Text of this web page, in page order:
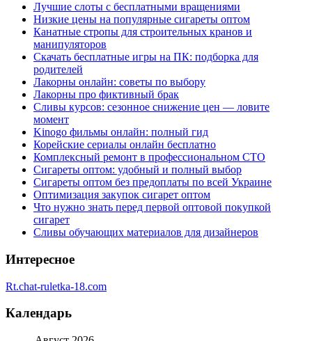
Лучшие слоты с бесплатными вращениями
Низкие цены на популярные сигареты оптом
Канатные стропы для строительных кранов и
манипуляторов
Скачать бесплатные игры на ПК: подборка для
родителей
Лакорны онлайн: советы по выбору
Лакорны про фиктивный брак
Сливы курсов: сезонное снижение цен — ловите
момент
Kinogo фильмы онлайн: полный гид
Корейские сериалы онлайн бесплатно
Комплексный ремонт в профессиональном СТО
Сигареты оптом: удобный и полный выбор
Сигареты оптом без предоплаты по всей Украине
Оптимизация закупок сигарет оптом
Что нужно знать перед первой оптовой покупкой
сигарет
Сливы обучающих материалов для дизайнеров
Интересное
Rt.chat-ruletka-18.com
Календарь